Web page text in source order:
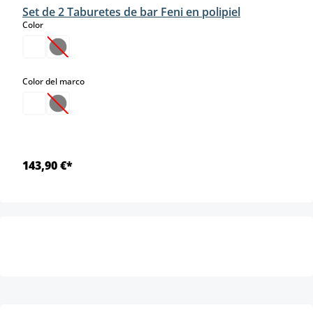
Set de 2 Taburetes de bar Feni en polipiel
Colorselect
(Esta opción no está disponible en este momento.)
Color del marcoselect
(Esta opción no está disponible en este momento.)
143,90 €*